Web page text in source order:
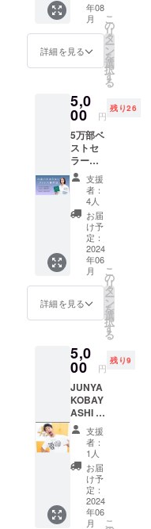
ンク送
らせて
いただ
す。
生きる
か、是
非一読
くださ
60分×１
回 ・有
効期
限
2024年
10月末
支援者
様との
ご連絡
方法：
詳細は
プロ
ジェク
ト終了
後に
メール
でご案
内しま
す。 ・
受講方
法：オ
ンライ
ン受講
年08
月
詳細を見る
こ
の
リ
タ
ー
ン
を
選
択
す
る
5,0
00 円
残り26
5万部ベ
ストセ
ラー著
者がお
届けす
る「お
金をか
けない
ストレ
ス解消
法」1.5
時間セ
ミナー
仕事、
人間関
係、家
題。私
たちは
様々な
モヤモ
ヤを抱
えなが
ら生き
ていま
す。こ
のオン
ライン
セミ
ナーで
は、一
支援
者：
4人
お届
け予
定：
2024
年06
月
詳細を見る
こ
の
リ
タ
ー
ン
を
選
択
す
る
5,0
00 円
残り9
JUNYA
KOBAY
ASHI 小
林 純也
【脳卒
中当事
者にか
ら学
ぶ、リ
ハビリ
何でも
支援
者：
1人
お届
け予
定：
2024
年06
月
こ